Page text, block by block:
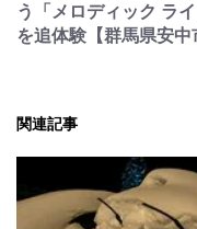
う「メロディック ラ
を追体験【群馬県安中
関連記事